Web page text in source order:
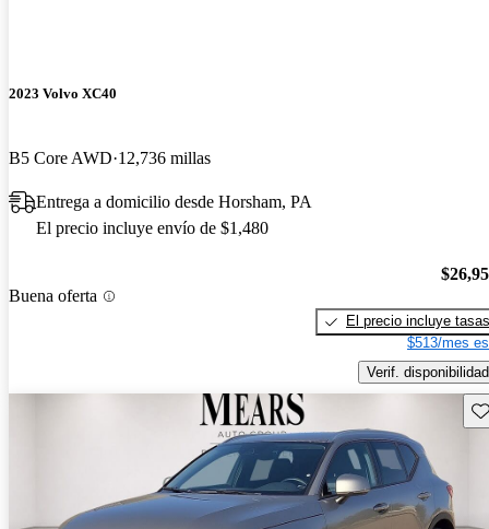
2023 Volvo XC40
B5 Core AWD 12,736 millas
Entrega a domicilio desde Horsham, PA
El precio incluye envío de $1,480
Buena oferta
El precio incluye tasas
$513/mes
Verif. disponibilidad